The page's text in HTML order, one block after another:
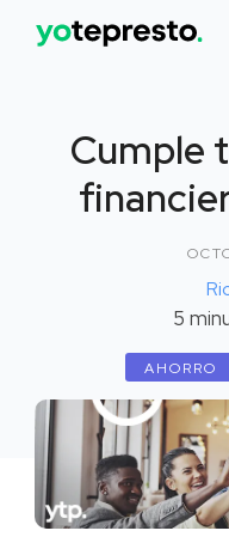
Cumple
5
AHORRO